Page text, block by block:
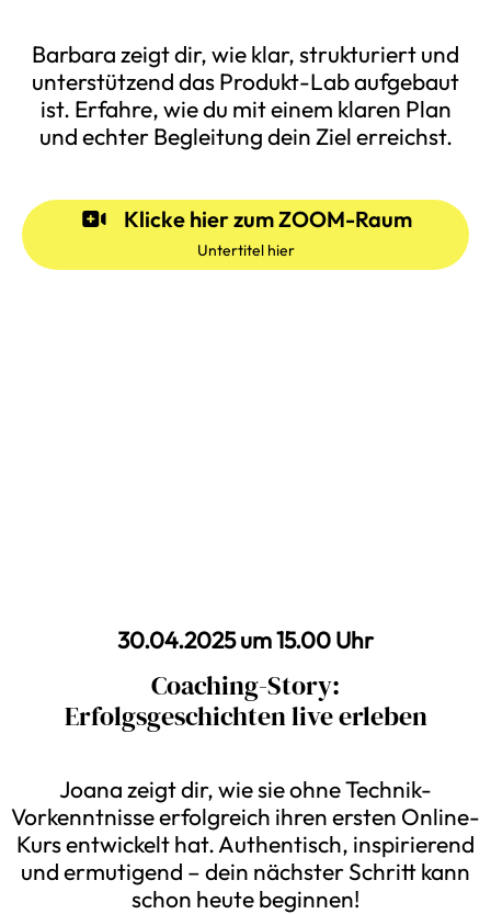
Barbara zeigt dir, wie klar, strukturiert und
unterstützend das Produkt-Lab aufgebaut
ist. Erfahre, wie du mit einem klaren Plan
und echter Begleitung dein Ziel erreichst.
Klicke hier zum ZOOM-Raum
Untertitel hier
30.04.2025 um 15.00 Uhr
Coaching-Story:
Erfolgsgeschichten live erleben
Joana zeigt dir, wie sie ohne Technik-
Vorkenntnisse erfolgreich ihren ersten Online-
Kurs entwickelt hat. Authentisch, inspirierend
und ermutigend – dein nächster Schritt kann
schon heute beginnen!